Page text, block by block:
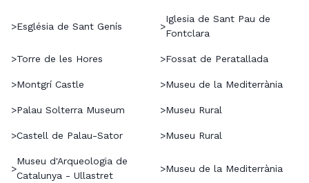
>Església de Sant Genís >
Iglesia de Sant Pau de
Fontclara
>Torre de les Hores >Fossat de Peratallada
>Montgrí Castle >Museu de la Mediterrània
>Palau Solterra Museum >Museu Rural
>Castell de Palau-Sator >Museu Rural
>
Museu d'Arqueologia de
Catalunya - Ullastret
>Museu de la Mediterrània